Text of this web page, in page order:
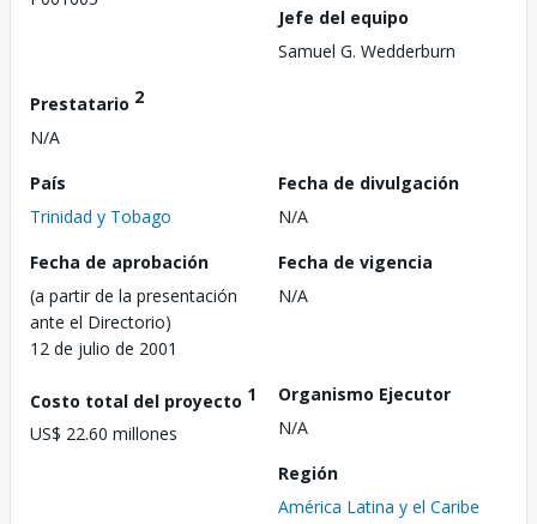
Jefe del equipo
Samuel G. Wedderburn
Prestatario 2
N/A
País
Trinidad y Tobago
Fecha de divulgación
N/A
Fecha de aprobación
(a partir de la presentación
ante el Directorio)
12 de julio de 2001
Fecha de vigencia
N/A
Costo total del proyecto 1
US$ 22.60 millones
Organismo Ejecutor
N/A
Región
América Latina y el Caribe